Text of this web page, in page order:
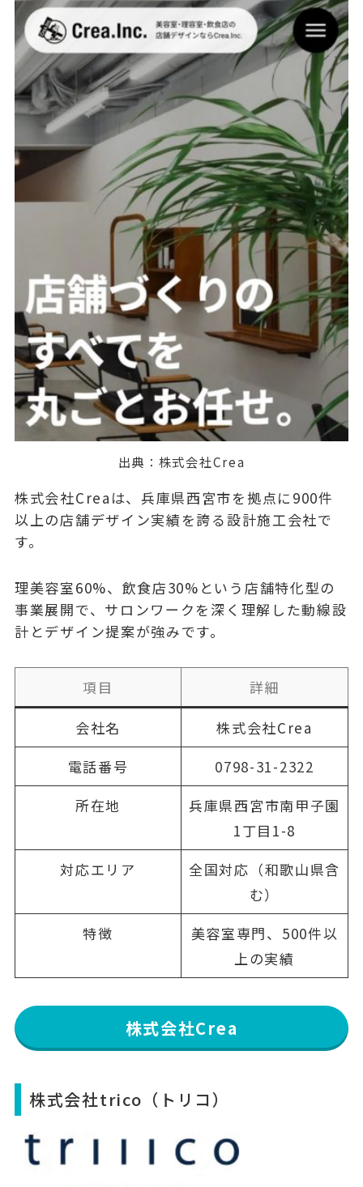
出典： 株式会社Crea
株式会社Creaは、兵庫県西宮市を拠点に900件
以上の店舗デザイン実績を誇る設計施工会社で
す。
理美容室60%、飲食店30%という店舗特化型の
事業展開で、サロンワークを深く理解した動線設
計とデザイン提案が強みです。
項目
詳細
会社名
株式会社Crea
電話番号
0798-31-2322
所在地
兵庫県西宮市南甲子園
1丁目1-8
対応エリア
全国対応（和歌山県含
む）
特徴
美容室専門、500件以
上の実績
株式会社Crea
株式会社trico（トリコ）